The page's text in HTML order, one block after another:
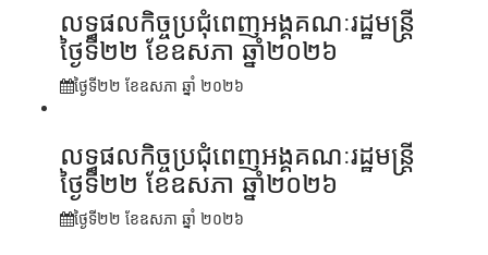
លទ្ធផលកិច្ចប្រជុំពេញអង្គគណៈរដ្ឋមន្ត្រី
ថ្ងៃទី២២ ខែឧសភា ឆ្នាំ២០២៦
ថ្ងៃទី២២ ខែ​ឧសភា ឆ្នាំ ២០២៦
លទ្ធផលកិច្ចប្រជុំពេញអង្គគណៈរដ្ឋមន្រ្តី
ថ្ងៃទី២២ ខែឧសភា ឆ្នាំ២០២៦
ថ្ងៃទី២២ ខែ​ឧសភា ឆ្នាំ ២០២៦